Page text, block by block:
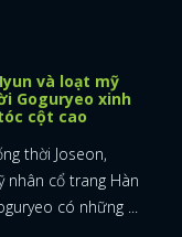
và loạt mỹ
Goguryeo xinh
cột cao
thời Joseon,
nhân cổ trang Hàn
có những ...